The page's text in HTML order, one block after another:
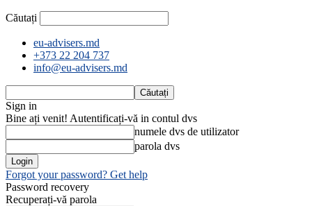
Căutați
eu-advisers.md
+373 22 204 737
info@eu-advisers.md
Sign in
Bine ați venit! Autentificați-vă in contul dvs
numele dvs de utilizator
parola dvs
Forgot your password? Get help
Password recovery
Recuperați-vă parola